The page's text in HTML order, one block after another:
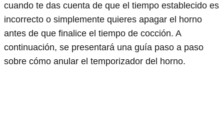
cuando te das cuenta de que el tiempo establecido es
incorrecto o simplemente quieres apagar el horno
antes de que finalice el tiempo de cocción. A
continuación, se presentará una guía paso a paso
sobre cómo anular el temporizador del horno.